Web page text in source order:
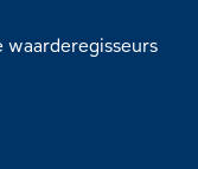
waarderegisseurs